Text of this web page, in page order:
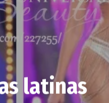
latinas